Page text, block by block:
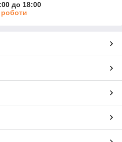
до 18:00
роботи